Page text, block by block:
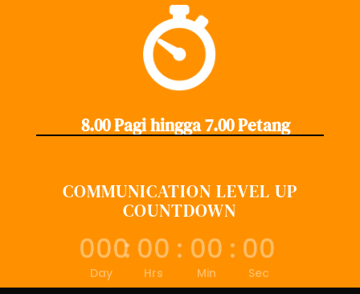
8.00 Pagi hingga 7.00 Petang
COMMUNICATION LEVEL UP
COUNTDOWN
000
Day
: 00
Hrs
: 00
Min
: 00
Sec